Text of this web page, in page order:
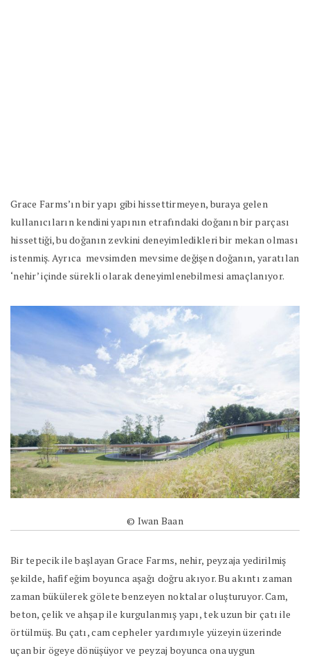
Grace Farms’ın bir yapı gibi hissettirmeyen, buraya gelen
kullanıcıların kendini yapının etrafındaki doğanın bir parçası
hissettiği, bu doğanın zevkini deneyimledikleri bir mekan olması
istenmiş. Ayrıca mevsimden mevsime değişen doğanın, yaratılan
‘nehir’ içinde sürekli olarak deneyimlenebilmesi amaçlanıyor.
© Iwan Baan
Bir tepecik ile başlayan Grace Farms, nehir, peyzaja yedirilmiş
şekilde, hafif eğim boyunca aşağı doğru akıyor. Bu akıntı zaman
zaman bükülerek gölete benzeyen noktalar oluşturuyor. Cam,
beton, çelik ve ahşap ile kurgulanmış yapı, tek uzun bir çatı ile
örtülmüş. Bu çatı, cam cepheler yardımıyle yüzeyin üzerinde
uçan bir ögeye dönüşüyor ve peyzaj boyunca ona uygun